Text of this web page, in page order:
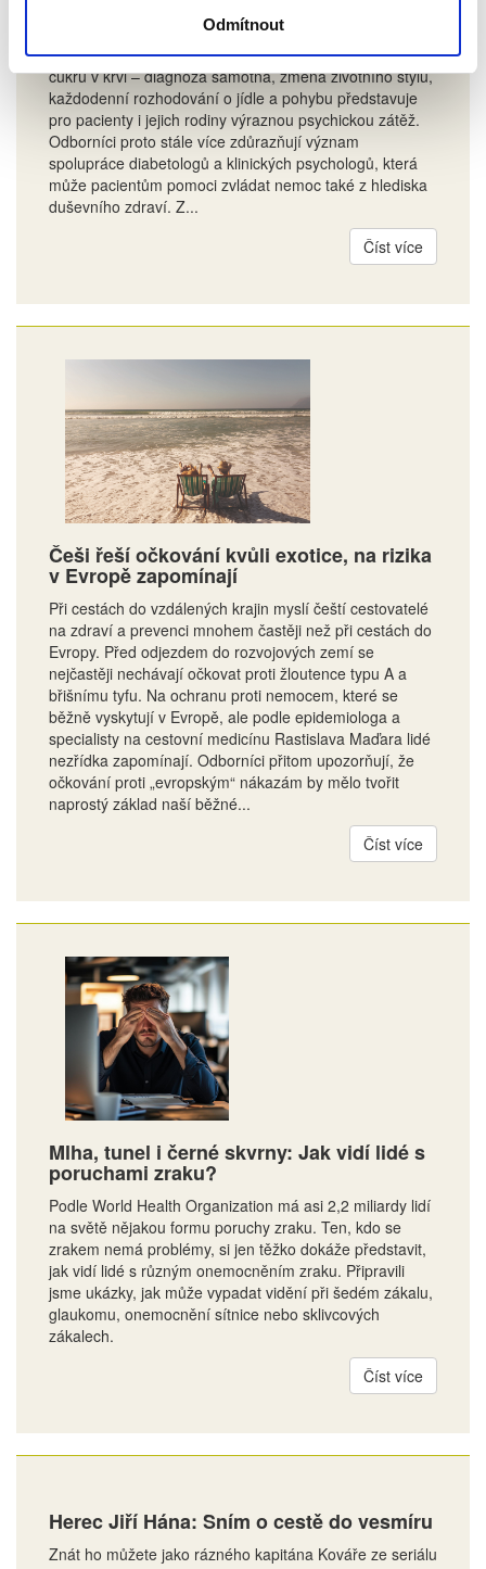
Odmítnout
pacientů s diabetem, kteří se připojují k milionu již
existujících diabetiků. Léčba není jen otázkou hladiny
cukru v krvi – diagnóza samotná, změna životního stylu,
každodenní rozhodování o jídle a pohybu představuje
pro pacienty i jejich rodiny výraznou psychickou zátěž.
Odborníci proto stále více zdůrazňují význam
spolupráce diabetologů a klinických psychologů, která
může pacientům pomoci zvládat nemoc také z hlediska
duševního zdraví. Z...
Číst více
Češi řeší očkování kvůli exotice, na rizika
v Evropě zapomínají
Při cestách do vzdálených krajin myslí čeští cestovatelé
na zdraví a prevenci mnohem častěji než při cestách do
Evropy. Před odjezdem do rozvojových zemí se
nejčastěji nechávají očkovat proti žloutence typu A a
břišnímu tyfu. Na ochranu proti nemocem, které se
běžně vyskytují v Evropě, ale podle epidemiologa a
specialisty na cestovní medicínu Rastislava Maďara lidé
nezřídka zapomínají. Odborníci přitom upozorňují, že
očkování proti „evropským“ nákazám by mělo tvořit
naprostý základ naší běžné...
Číst více
Mlha, tunel i černé skvrny: Jak vidí lidé s
poruchami zraku?
Podle World Health Organization má asi 2,2 miliardy lidí
na světě nějakou formu poruchy zraku. Ten, kdo se
zrakem nemá problémy, si jen těžko dokáže představit,
jak vidí lidé s různým onemocněním zraku. Připravili
jsme ukázky, jak může vypadat vidění při šedém zákalu,
glaukomu, onemocnění sítnice nebo sklivcových
zákalech.
Číst více
Herec Jiří Hána: Sním o cestě do vesmíru
Znát ho můžete jako rázného kapitána Kováře ze seriálu